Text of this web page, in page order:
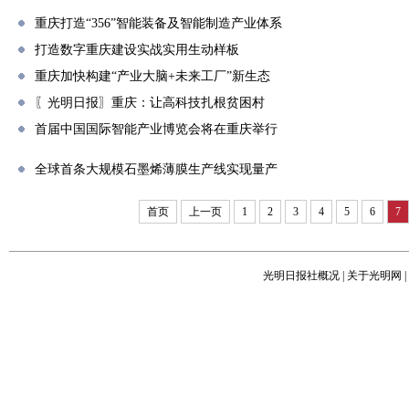
重庆打造“356”智能装备及智能制造产业体系
打造数字重庆建设实战实用生动样板
重庆加快构建“产业大脑+未来工厂”新生态
〖光明日报〗重庆：让高科技扎根贫困村
首届中国国际智能产业博览会将在重庆举行
全球首条大规模石墨烯薄膜生产线实现量产
首页 上一页 1 2 3 4 5 6 7
光明日报社概况 关于光明网